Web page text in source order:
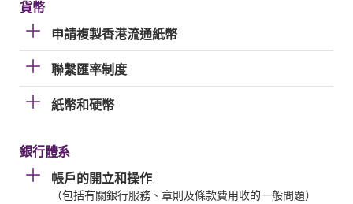
貨幣
申請複製香港流通紙幣
聯繫匯率制度
紙幣和硬幣
銀行體系
帳戶的開立和操作
（包括有關銀行服務、章則及條款費用收的一般問題）